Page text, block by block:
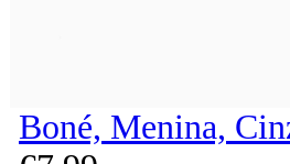
Boné, Menina,